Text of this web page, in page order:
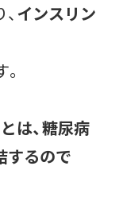
インスリン
は、糖尿病
するので